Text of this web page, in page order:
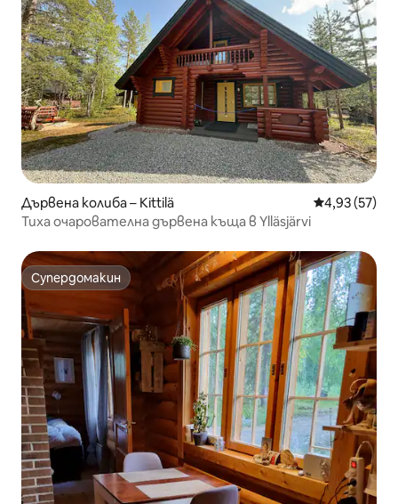
Дървена колиба – Kittilä Средна
4,93 (57)
Тиха очарователна дървена къща в Ylläsjärvi
Супердомакин
Супердомакин